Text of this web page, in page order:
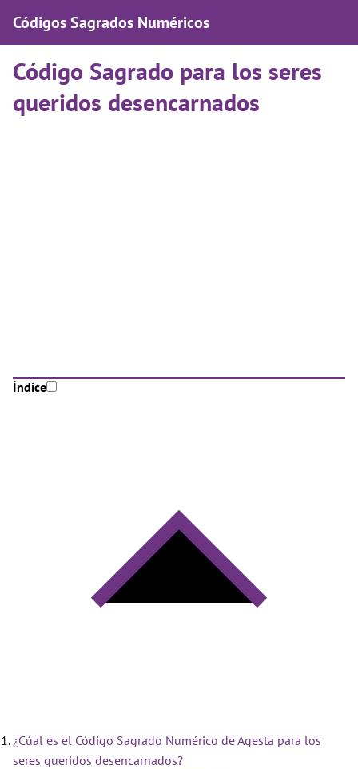
Códigos Sagrados Numéricos
Código Sagrado para los seres
queridos desencarnados
Índice
¿Cúal es el Código Sagrado Numérico de Agesta para los
seres queridos desencarnados?